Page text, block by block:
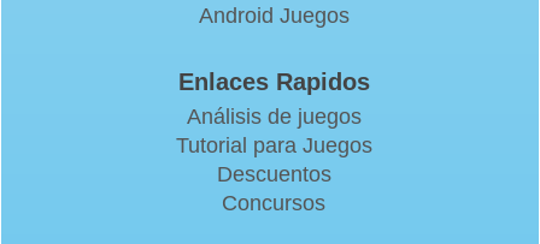
Android Juegos
Enlaces Rapidos
Análisis de juegos
Tutorial para Juegos
Descuentos
Concursos